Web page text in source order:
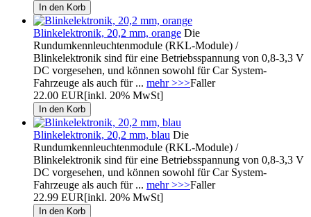
Blinkelektronik, 20,2 mm, orange Die
Rundumkennleuchtenmodule (RKL-Module) /
Blinkelektronik sind für eine Betriebsspannung von 0,8-3,3 V
DC vorgesehen, und können sowohl für Car System-
Fahrzeuge als auch für ... mehr >>>Faller
22.00 EUR[inkl. 20% MwSt]
Blinkelektronik, 20,2 mm, blau Die
Rundumkennleuchtenmodule (RKL-Module) /
Blinkelektronik sind für eine Betriebsspannung von 0,8-3,3 V
DC vorgesehen, und können sowohl für Car System-
Fahrzeuge als auch für ... mehr >>>Faller
22.99 EUR[inkl. 20% MwSt]